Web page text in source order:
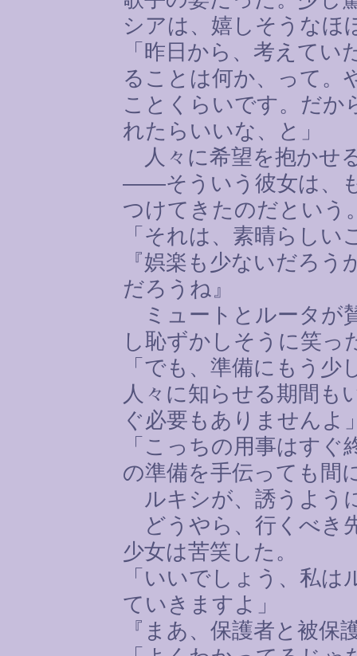
シアは、嬉しそうなほ
「昨日から、考えてい
ることは何か、って。
ことくらいです。だか
れたらいいな、と」
人々に希望を抱かせ
――そういう彼女は、
つけてきたのだという
「それは、素晴らし
『娯楽も少ないだろ
だろうね』
ミュートとルータが
し恥ずかしそうに笑っ
「でも、準備にもう
人々に知らせる期間も
ぐ必要もありませんよ
「こっちの用事はす
の準備を手伝っても間
ルキシが、誘うよう
どうやら、行くべき
少女は苦笑した。
「いいでしょう、私
ていきますよ」
『まあ、保護者と被